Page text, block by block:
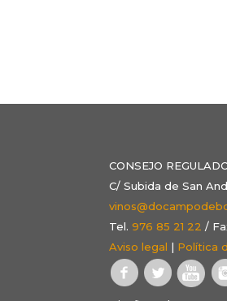
CONSEJO
C/ Subida de San
Tel.976 85 21 22 /
Aviso legal | Política